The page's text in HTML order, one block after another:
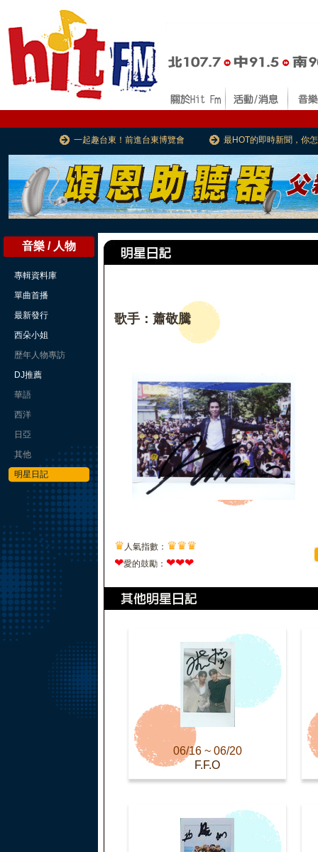
一起趣台東！前進台東博覽會 最HOT的即時新聞，你
音樂 / 人物
專輯資料庫
單曲首播
最新發行
西朵小姐
歷年人物專訪
DJ推薦
華語
西洋
日亞
其他
明星日記
歌手：蕭敬騰
♛ 人氣指數： ♛♛♛
❤愛的鼓勵： ❤❤❤
06/16 ~ 06/20
F.F.O